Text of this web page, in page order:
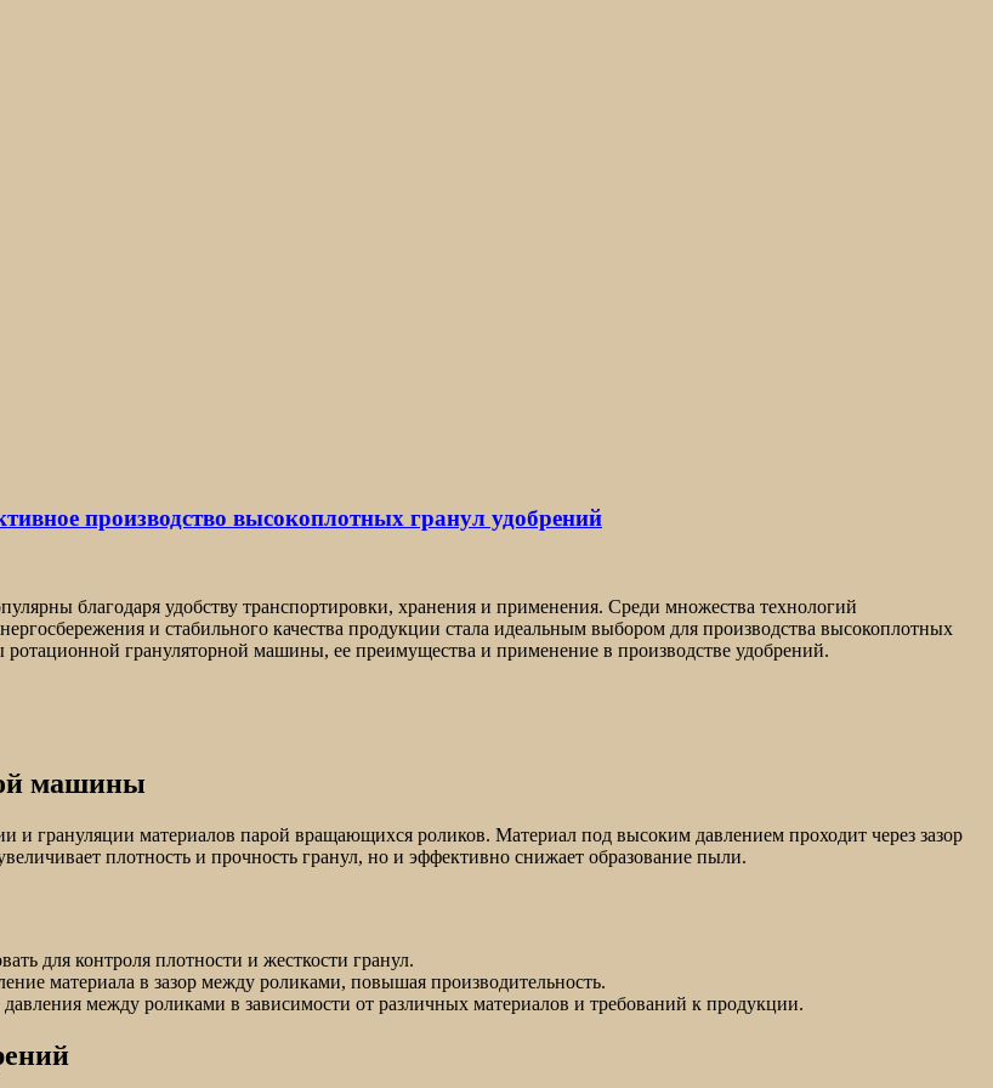
производство высокоплотных гранул удобрений
благодаря удобству транспортировки, хранения и применения. Среди множества технологий
и стабильного качества продукции стала идеальным выбором для производства высокоплотных
грануляторной машины, ее преимущества и применение в производстве удобрений.
машины
и грануляции материалов парой вращающихся роликов. Материал под высоким давлением проходит через зазор
плотность и прочность гранул, но и эффективно снижает образование пыли.
для контроля плотности и жесткости гранул.
материала в зазор между роликами, повышая производительность.
между роликами в зависимости от различных материалов и требований к продукции.